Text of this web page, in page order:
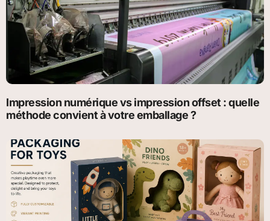
Impression numérique vs impression offset : quelle
méthode convient à votre emballage ?